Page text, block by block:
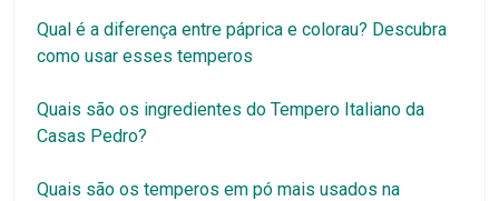
Qual é a diferença entre páprica e colorau? Descubra
como usar esses temperos
Quais são os ingredientes do Tempero Italiano da
Casas Pedro?
Quais são os temperos em pó mais usados na